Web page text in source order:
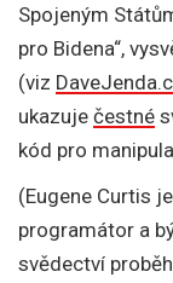
Spojeným
pro Bidena“,
(viz
ukazuje čestné
kód pro
(Eugene Curtis
programátor a
svědectví